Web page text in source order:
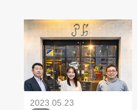
2023.05.23